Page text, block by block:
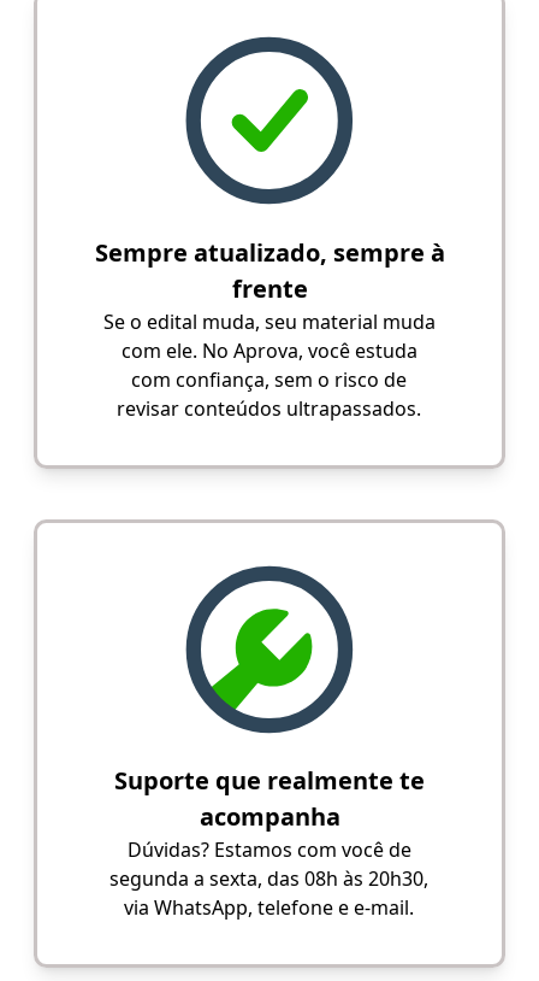
Sempre atualizado, sempre à
frente
Se o edital muda, seu material muda
com ele. No Aprova, você estuda
com confiança, sem o risco de
revisar conteúdos ultrapassados.
Suporte que realmente te
acompanha
Dúvidas? Estamos com você de
segunda a sexta, das 08h às 20h30,
via WhatsApp, telefone e e-mail.